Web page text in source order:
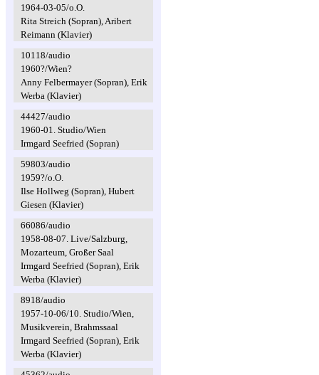
1964-03-05/o.O.
Rita Streich (Sopran), Aribert
Reimann (Klavier)
10118/audio
1960?/Wien?
Anny Felbermayer (Sopran), Erik
Werba (Klavier)
44427/audio
1960-01. Studio/Wien
Irmgard Seefried (Sopran)
59803/audio
1959?/o.O.
Ilse Hollweg (Sopran), Hubert
Giesen (Klavier)
66086/audio
1958-08-07. Live/Salzburg,
Mozarteum, Großer Saal
Irmgard Seefried (Sopran), Erik
Werba (Klavier)
8918/audio
1957-10-06/10. Studio/Wien,
Musikverein, Brahmssaal
Irmgard Seefried (Sopran), Erik
Werba (Klavier)